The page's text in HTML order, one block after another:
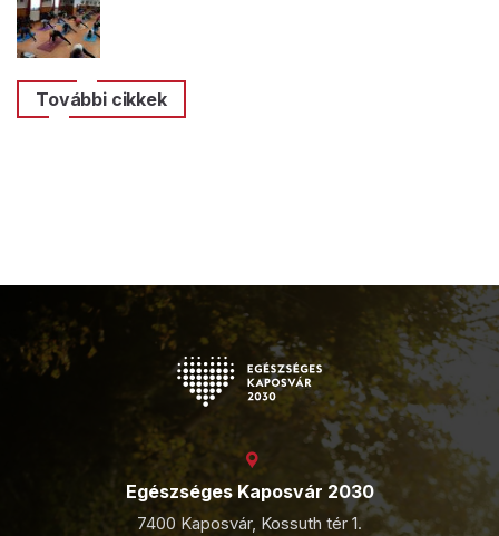
További cikkek
Egészséges Kaposvár 2030
7400 Kaposvár, Kossuth tér 1.